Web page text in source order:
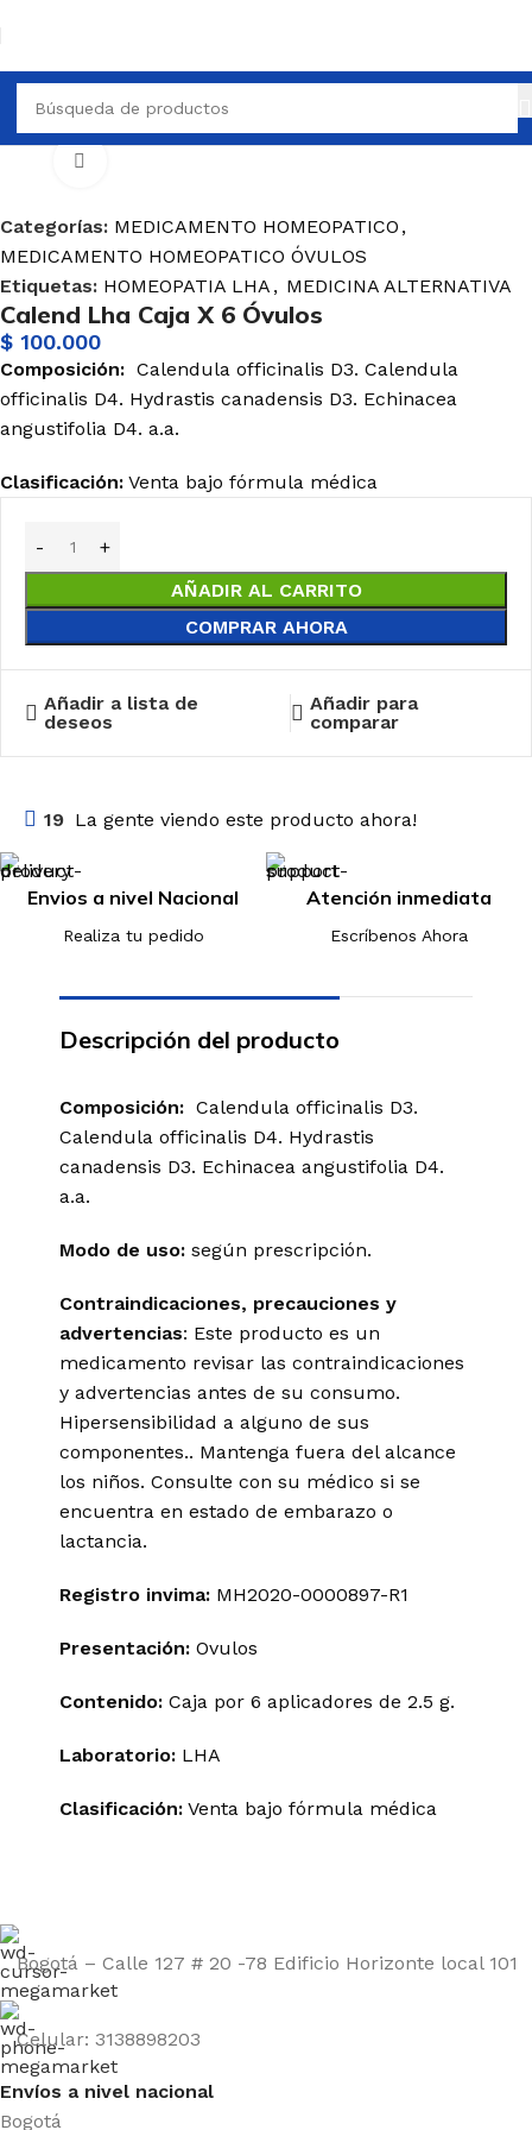
HOMEOPATICO MEDICAMENTO HOMEOPATICO ÓVULOS
Categorías: MEDICAMENTO HOMEOPATICO ,
MEDICAMENTO HOMEOPATICO ÓVULOS
Etiquetas: HOMEOPATIA LHA , MEDICINA ALTERNATIVA
Calend Lha Caja X 6 Óvulos
$ 100.000
Composición: Calendula officinalis D3. Calendula
officinalis D4. Hydrastis canadensis D3. Echinacea
angustifolia D4. a.a.
Clasificación: Venta bajo fórmula médica
AÑADIR AL CARRITO
COMPRAR AHORA
Añadir a lista de
deseos
Añadir para
comparar
19 La gente viendo este producto ahora!
Envios a nivel Nacional
Realiza tu pedido
Atención inmediata
Escríbenos Ahora
Descripción del producto
Composición: Calendula officinalis D3.
Calendula officinalis D4. Hydrastis
canadensis D3. Echinacea angustifolia D4.
a.a.
Modo de uso: según prescripción.
Contraindicaciones, precauciones y
advertencias: Este producto es un
medicamento revisar las contraindicaciones
y advertencias antes de su consumo.
Hipersensibilidad a alguno de sus
componentes.. Mantenga fuera del alcance
los niños. Consulte con su médico si se
encuentra en estado de embarazo o
lactancia.
Registro invima: MH2020-0000897-R1
Presentación: Ovulos
Contenido: Caja por 6 aplicadores de 2.5 g.
Laboratorio: LHA
Clasificación: Venta bajo fórmula médica
Bogotá – Calle 127 # 20 -78 Edificio Horizonte local 101
Celular: 3138898203
Envíos a nivel nacional
Bogotá